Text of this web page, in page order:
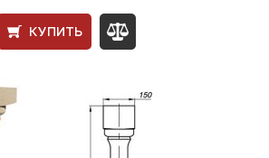
КУПИТЬ